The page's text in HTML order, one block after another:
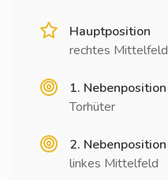
Hauptposition
rechtes Mittelfeld
1. Nebenposition
Torhüter
2. Nebenposition
linkes Mittelfeld